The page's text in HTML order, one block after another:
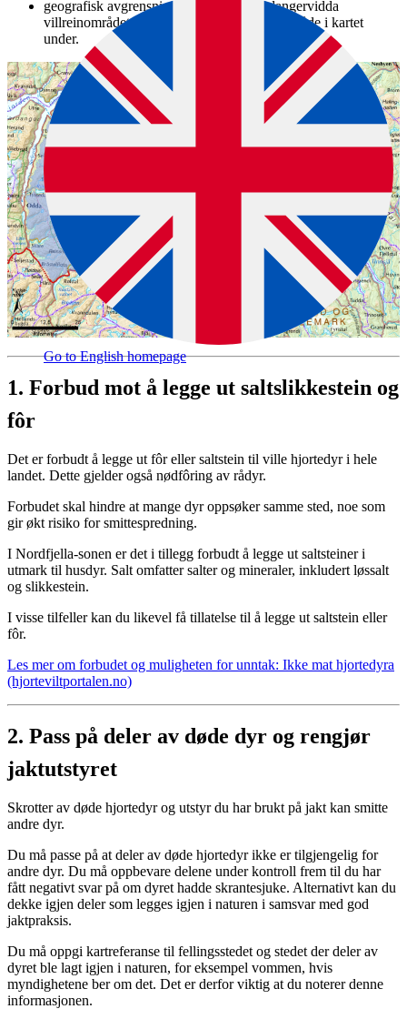
Go to English homepage
geografisk avgrensning tilsvarende Hardangervidda
villreinområdet sør for riksveg 7, se blått område i kartet
under.
1. Forbud mot å legge ut saltslikkestein og
fôr
Det er forbudt å legge ut fôr eller saltstein til ville hjortedyr i hele
landet. Dette gjelder også nødfôring av rådyr.
Forbudet skal hindre at mange dyr oppsøker samme sted, noe som
gir økt risiko for smittespredning.
I Nordfjella-sonen er det i tillegg forbudt å legge ut saltsteiner i
utmark til husdyr. Salt omfatter salter og mineraler, inkludert løssalt
og slikkestein.
I visse tilfeller kan du likevel få tillatelse til å legge ut saltstein eller
fôr.
Les mer om forbudet og muligheten for unntak: Ikke mat hjortedyra
(hjorteviltportalen.no)
2. Pass på deler av døde dyr og rengjør
jaktutstyret
Skrotter av døde hjortedyr og utstyr du har brukt på jakt kan smitte
andre dyr.
Du må passe på at deler av døde hjortedyr ikke er tilgjengelig for
andre dyr. Du må oppbevare delene under kontroll frem til du har
fått negativt svar på om dyret hadde skrantesjuke. Alternativt kan du
dekke igjen deler som legges igjen i naturen i samsvar med god
jaktpraksis.
Du må oppgi kartreferanse til fellingsstedet og stedet der deler av
dyret ble lagt igjen i naturen, for eksempel vommen, hvis
myndighetene ber om det. Det er derfor viktig at du noterer denne
informasjonen.